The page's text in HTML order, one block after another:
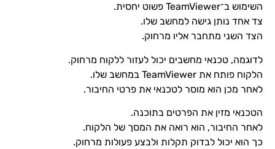
השימוש ב־TeamViewer פשוט יחסית.
צד אחד נותן גישה למחשב שלו.
הצד השני מתחבר אליו מרחוק.
לדוגמה, טכנאי מחשבים יכול לעזור ללקוח מרחוק.
הלקוח פותח את TeamViewer במחשב שלו.
לאחר מכן הוא מוסר לטכנאי את פרטי החיבור.
הטכנאי מזין את הפרטים בתוכנה.
לאחר החיבור, הוא רואה את המסך של הלקוח.
כך הוא יכול לבדוק תקלות ולבצע פעולות מרחוק.